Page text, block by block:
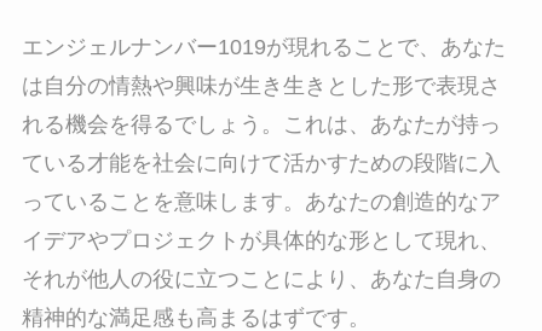
エンジェルナンバー1019が現れることで、あなた
は自分の情熱や興味が生き生きとした形で表現さ
れる機会を得るでしょう。これは、あなたが持っ
ている才能を社会に向けて活かすための段階に入
っていることを意味します。あなたの創造的なア
イデアやプロジェクトが具体的な形として現れ、
それが他人の役に立つことにより、あなた自身の
精神的な満足感も高まるはずです。